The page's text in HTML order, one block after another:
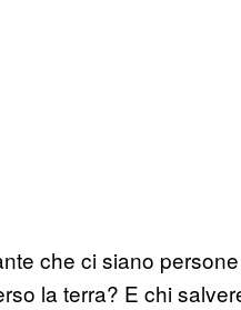
che ci siano
la terra? E chi